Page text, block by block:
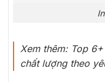
Xem thêm: Top
chất lượng theo